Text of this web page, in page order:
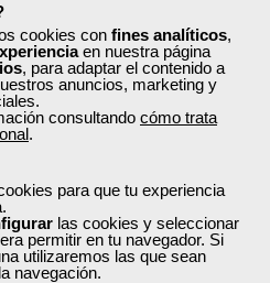
cookies con fines analíticos,
en nuestra página
, para adaptar el contenido a
anuncios, marketing y
consultando cómo trata
.
para que tu experiencia
las cookies y seleccionar
permitir en tu navegador. Si
utilizaremos las que sean
navegación.
191